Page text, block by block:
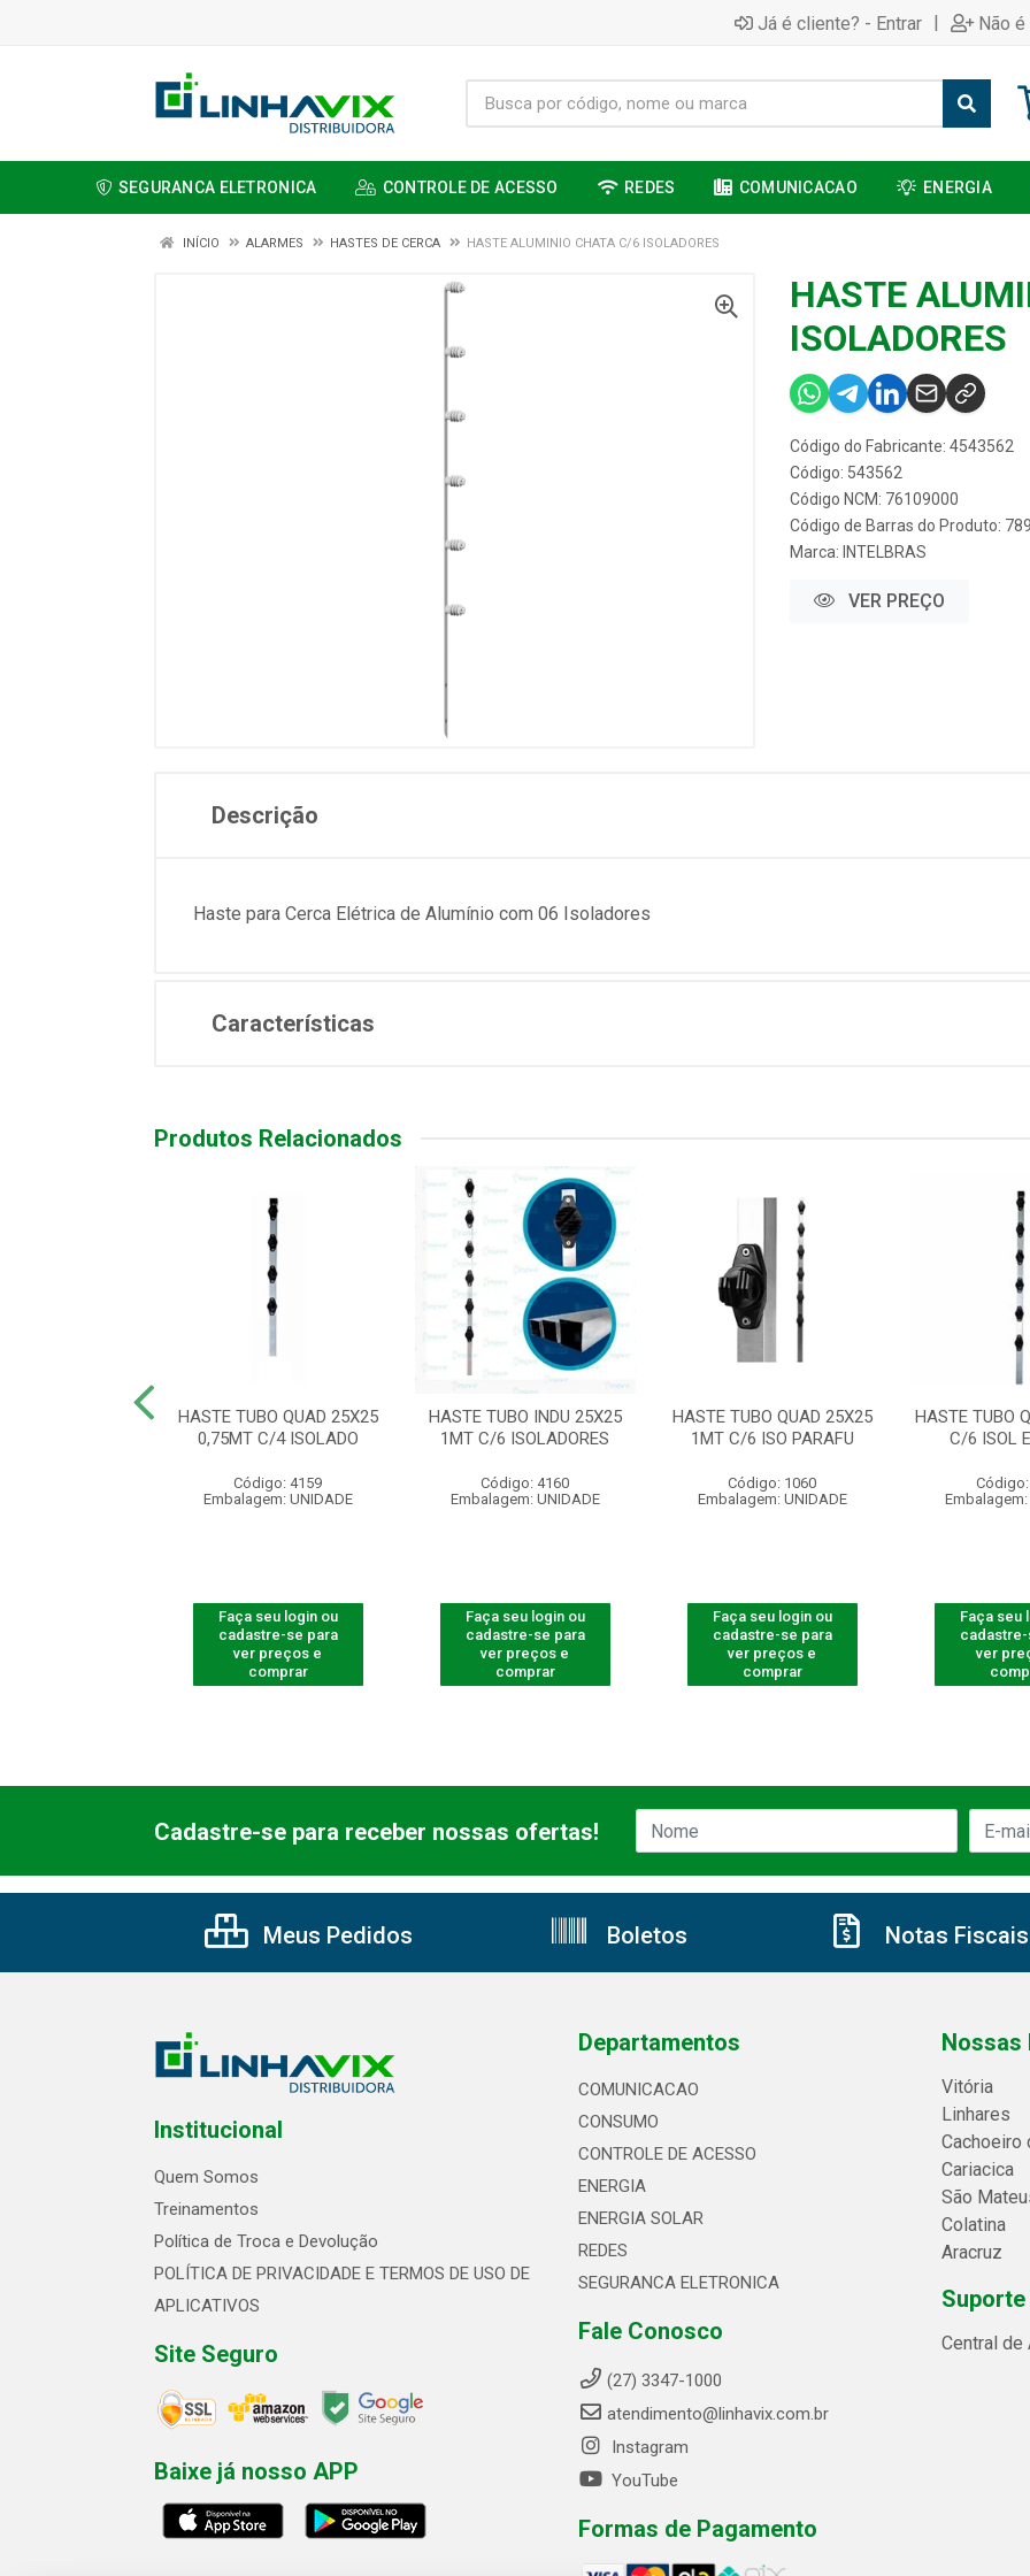
Já é cliente? - Entrar | Não
SEGURANCA ELETRONICA CONTROLE DE ACESSO REDES COMUNICACAO ENERGIA
INÍCIO ALARMES HASTES DE CERCA HASTE ALUMINIO CHATA C/6 ISOLADORES
HASTE
ISOLADORES
Código do Fabricante: 4543562
Código: 543562
Código NCM: 76109000
Código de Barras do Produto:
Marca: INTELBRAS
VER PREÇO
Descrição
Haste para Cerca Elétrica de Alumínio com 06 Isoladores
Características
Produtos Relacionados
HASTE TUBO QUAD 25X25
0,75MT C/4 ISOLADO
Código: 4159
Embalagem: UNIDADE
Faça seu login ou
cadastre-se para
ver preços e
comprar
HASTE TUBO INDU 25X25
1MT C/6 ISOLADORES
Código: 4160
Embalagem: UNIDADE
Faça seu login ou
cadastre-se para
ver preços e
comprar
HASTE TUBO QUAD 25X25
1MT C/6 ISO PARAFU
Código: 1060
Embalagem: UNIDADE
Faça seu login ou
cadastre-se para
ver preços e
comprar
HASTE TUBO
C/6 ISOL
Código:
Embalagem:
Faça seu
ver
Cadastre-se para receber nossas ofertas!
Meus Pedidos Boletos Notas Fiscais
Institucional
Quem Somos
Treinamentos
Política de Troca e Devolução
POLÍTICA DE PRIVACIDADE E TERMOS DE USO DE
APLICATIVOS
Site Seguro
Baixe já nosso APP
Departamentos
COMUNICACAO
CONSUMO
CONTROLE DE ACESSO
ENERGIA
ENERGIA SOLAR
REDES
SEGURANCA ELETRONICA
Fale Conosco
(27) 3347-1000
atendimento@linhavix.com.br
Instagram
YouTube
Formas de Pagamento
Nossas
Vitória
Linhares
Cachoeiro
Cariacica
São
Colatina
Aracruz
Central de